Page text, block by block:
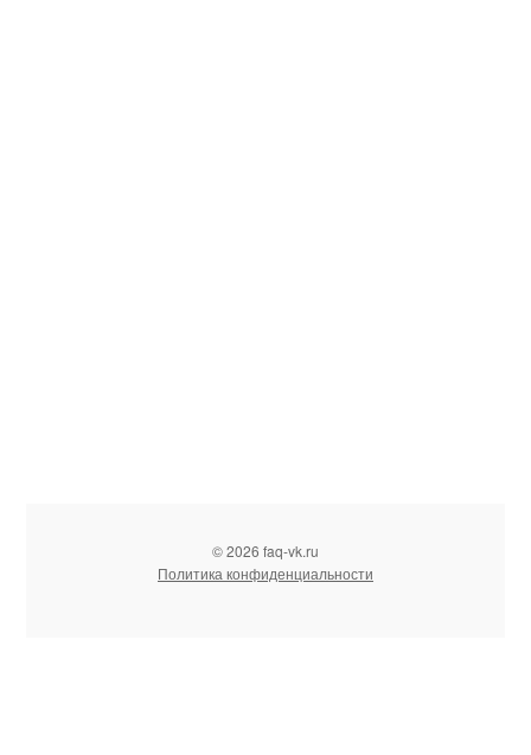
© 2026 faq-vk.ru
Политика конфиденциальности